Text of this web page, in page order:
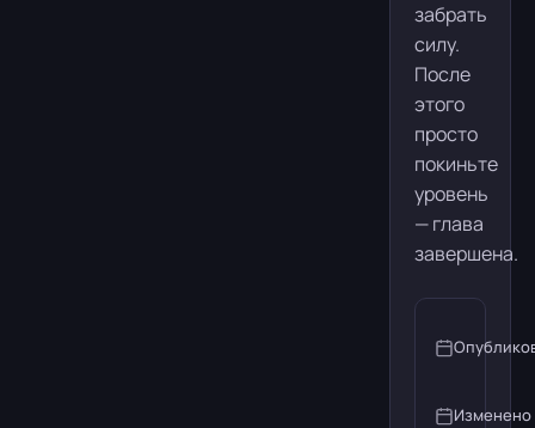
забрать
силу.
После
этого
просто
покиньте
уровень
— глава
завершена.
Изменено